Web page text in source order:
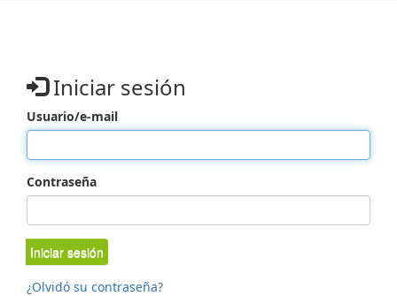
Iniciar sesión
Usuario/e-mail
Contraseña
Iniciar sesión
¿Olvidó su contraseña?